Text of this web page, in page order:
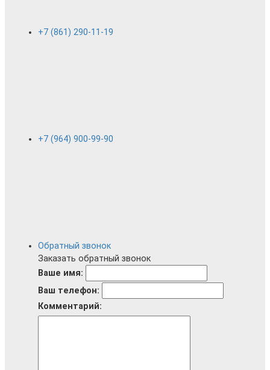
+7 (861) 290-11-19
+7 (964) 900-99-90
Обратный звонок
Заказать обратный звонок
Ваше имя:
Ваш телефон:
Комментарий: